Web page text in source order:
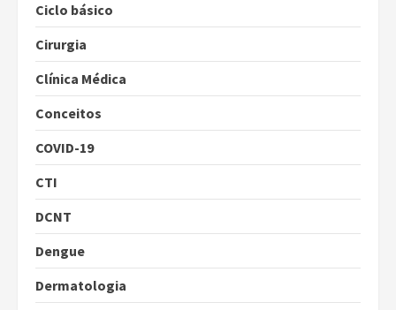
Ciclo básico
Cirurgia
Clínica Médica
Conceitos
COVID-19
CTI
DCNT
Dengue
Dermatologia